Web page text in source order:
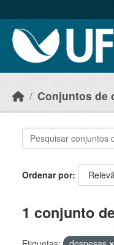
Conjuntos de
Ordenar por
1 conjunto